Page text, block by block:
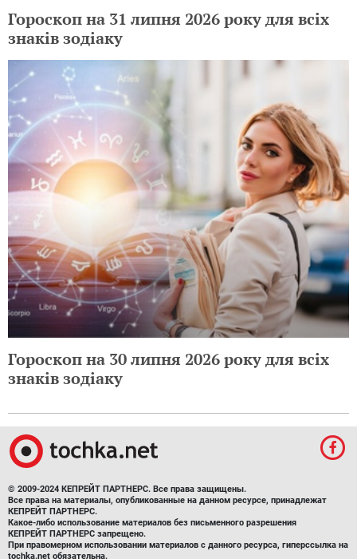
Гороскоп на 31 липня 2026 року для всіх
знаків зодіаку
Гороскоп на 30 липня 2026 року для всіх
знаків зодіаку
© 2009-2024 КЕПРЕЙТ ПАРТНЕРС. Все права защищены.
Все права на материалы, опубликованные на данном ресурсе, принадлежат
КЕПРЕЙТ ПАРТНЕРС.
Какое-либо использование материалов без письменного разрешения
КЕПРЕЙТ ПАРТНЕРС запрещено.
При правомерном использовании материалов с данного ресурса, гиперссылка на
tochka.net обязательна.